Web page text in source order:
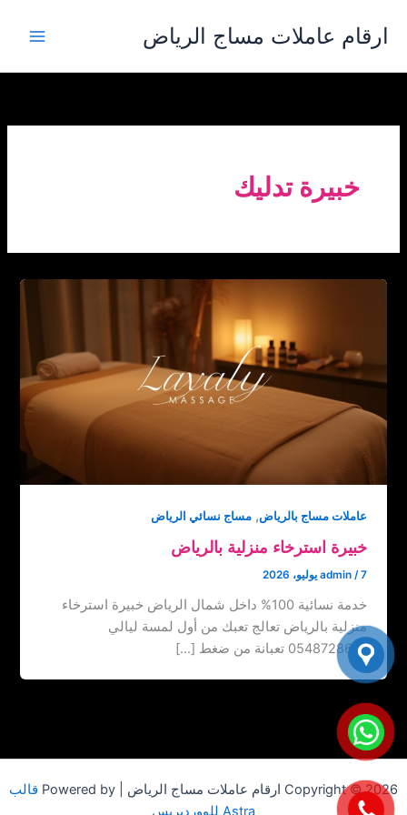
المحتوى
ارقام عاملات مساج الرياض
خبيرة تدليك
عاملات مساج بالرياض,مساج نسائي الرياض
خبيرة استرخاء منزلية بالرياض
admin /7 يوليو، 2026
خدمة نسائية 100% داخل شمال الرياض خبيرة استرخاء
منزلية بالرياض تعالج تعبك من أول لمسة ليالي
0548728631 تعبانة من ضغط […]
Copyright © 2026 ارقام عاملات مساج الرياض | Powered by
قالب